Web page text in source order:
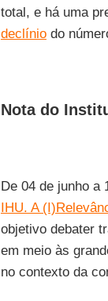
total, e há uma
declíniodo
Nota do
De 04 de junho a
IHU. A
objetivo debater
em meio às
no contexto da